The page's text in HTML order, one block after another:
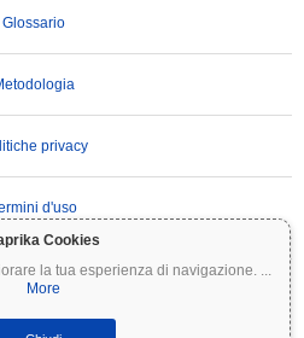
Cookies
la tua esperienza di navigazione. ...
More
Glossario
privacy
d'uso
sono altamente volatili e comportano
tutto il tuo investimento. Tutte le informazioni
a scopo informativo e non costituiscono